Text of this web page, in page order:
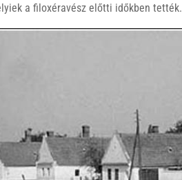
a filoxéravész előtti időkben tették.